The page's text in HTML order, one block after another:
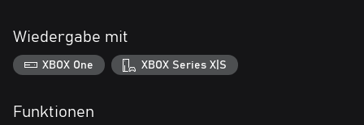
Wiedergabe mit
XBOX One XBOX Series X|S
Funktionen